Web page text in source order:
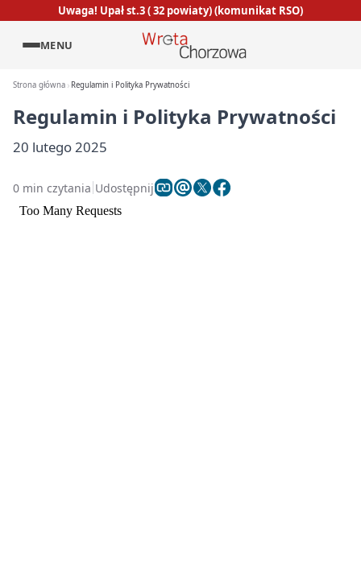
Uwaga! Upał st.3 ( 32 powiaty) (komunikat RSO)
MENU
Strona główna Regulamin i Polityka Prywatności
Regulamin i Polityka Prywatności
20 lutego 2025
0 min czytania Udostępnij